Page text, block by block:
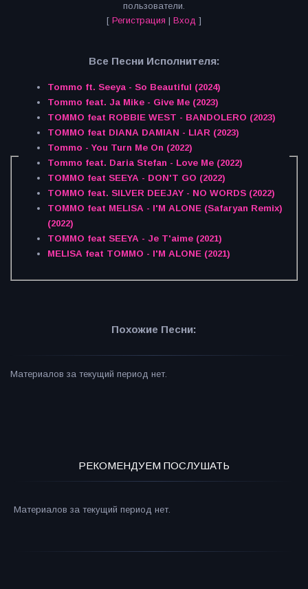
пользователи.
[ Регистрация | Вход ]
Все Песни Исполнителя:
Tommo ft. Seeya - So Beautiful (2024)
Tommo feat. Ja Mike - Give Me (2023)
TOMMO feat ROBBIE WEST - BANDOLERO (2023)
TOMMO feat DIANA DAMIAN - LIAR (2023)
Tommo - You Turn Me On (2022)
Tommo feat. Daria Stefan - Love Me (2022)
TOMMO feat SEEYA - DON'T GO (2022)
TOMMO feat. SILVER DEEJAY - NO WORDS (2022)
TOMMO feat MELISA - I'M ALONE (Safaryan Remix)
(2022)
TOMMO feat SEEYA - Je T'aime (2021)
MELISA feat TOMMO - I'M ALONE (2021)
Похожие Песни:
Материалов за текущий период нет.
РЕКОМЕНДУЕМ ПОСЛУШАТЬ
Материалов за текущий период нет.